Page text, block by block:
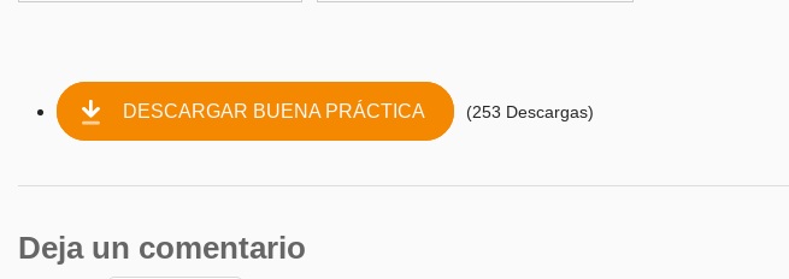
DESCARGAR BUENA PRÁCTICA (253 Descargas)
Deja un comentario